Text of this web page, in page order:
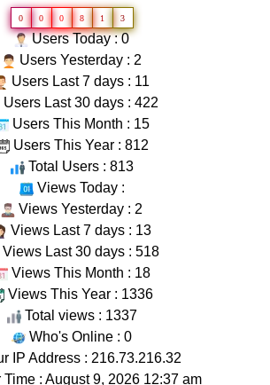
0 0 0 8 1 3
Users Today : 0
Users Yesterday : 2
Users Last 7 days : 11
Users Last 30 days : 422
Users This Month : 15
Users This Year : 812
Total Users : 813
Views Today :
Views Yesterday : 2
Views Last 7 days : 13
Views Last 30 days : 518
Views This Month : 18
Views This Year : 1336
Total views : 1337
Who's Online : 0
IP Address : 216.73.216.32
Time : August 9, 2026 12:37 am